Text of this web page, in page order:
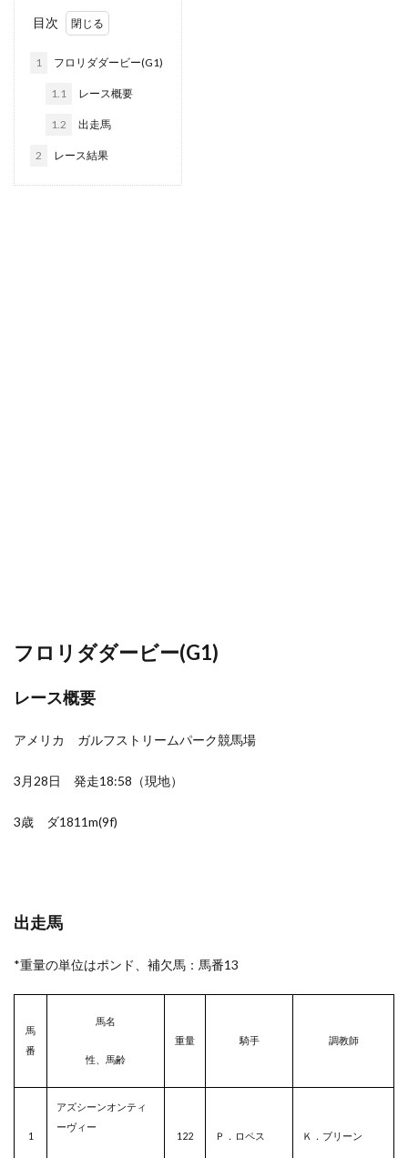
目次
1 フロリダダービー(G1)
1.1 レース概要
1.2 出走馬
2 レース結果
フロリダダービー(G1)
レース概要
アメリカ ガルフストリームパーク競馬場
3月28日 発走18:58（現地）
3歳 ダ1811m(9f)
出走馬
*重量の単位はポンド、補欠馬：馬番13
馬
番
馬名
性、馬齢
重量 騎手 調教師
1
アズシーンオンティ
ーヴィー
122 Ｐ．ロペス Ｋ．ブリーン